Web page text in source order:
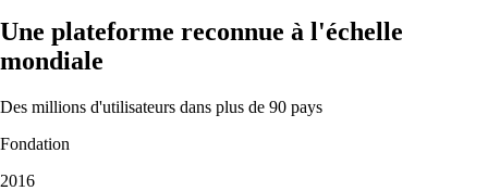
Une plateforme reconnue à l'échelle
mondiale
Des millions d'utilisateurs dans plus de 90 pays
Fondation
2016